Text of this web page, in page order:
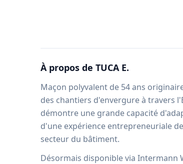
À propos de TUCA E.
Maçon polyvalent de 54 ans
des chantiers d'envergure à travers
démontre une grande capacité
d'une expérience entrepreneuriale
secteur du bâtiment.
Désormais disponible via Intermann